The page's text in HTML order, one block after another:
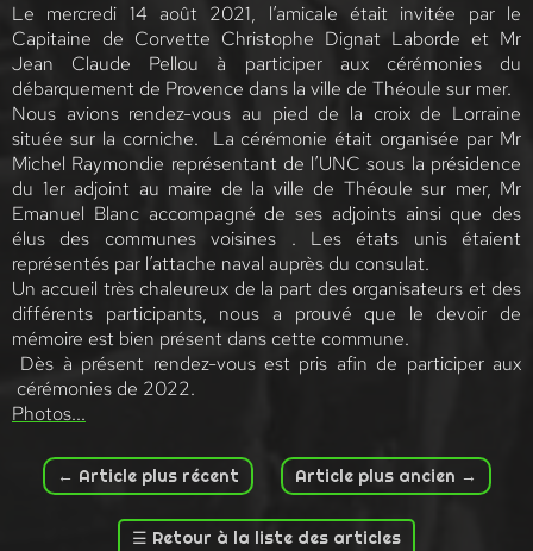
Le mercredi 14 août 2021, l’amicale était invitée par le
Capitaine de Corvette Christophe Dignat Laborde et Mr
Jean Claude Pellou à participer aux cérémonies du
débarquement de Provence dans la ville de Théoule sur mer.
Nous avions rendez-vous au pied de la croix de Lorraine
située sur la corniche. La cérémonie était organisée par Mr
Michel Raymondie représentant de l’UNC sous la présidence
du 1er adjoint au maire de la ville de Théoule sur mer, Mr
Emanuel Blanc accompagné de ses adjoints ainsi que des
élus des communes voisines . Les états unis étaient
représentés par l’attache naval auprès du consulat.
Un accueil très chaleureux de la part des organisateurs et des
différents participants, nous a prouvé que le devoir de
mémoire est bien présent dans cette commune.
Dès à présent rendez-vous est pris afin de participer aux
cérémonies de 2022.
Photos...
← Article plus récent Article plus ancien →
☰ Retour à la liste des articles